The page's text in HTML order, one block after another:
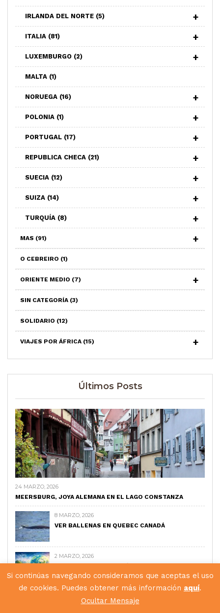
IRLANDA DEL NORTE (5)
ITALIA (81)
LUXEMBURGO (2)
MALTA (1)
NORUEGA (16)
POLONIA (1)
PORTUGAL (17)
REPUBLICA CHECA (21)
SUECIA (12)
SUIZA (14)
TURQUÍA (8)
MAS (91)
O CEBREIRO (1)
ORIENTE MEDIO (7)
SIN CATEGORÍA (3)
SOLIDARIO (12)
VIAJES POR ÁFRICA (15)
Últimos Posts
24 MARZO, 2026
MEERSBURG, JOYA ALEMANA EN EL LAGO CONSTANZA
8 MARZO, 2026
VER BALLENAS EN QUEBEC CANADÁ
2 MARZO, 2026
1 MARZO, 2026
Si continúas navegando consideramos que aceptas el uso
de cookies. Puedes obtener más información aquí.
Ocultar Mensaje